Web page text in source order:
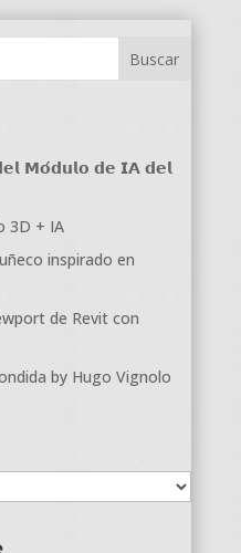
𝗠𝗼́𝗱𝘂𝗹𝗼 𝗱𝗲 𝗜𝗔 𝗱𝗲𝗹
3D + IA
inspirado en
de Revit con
by Hugo Vignolo